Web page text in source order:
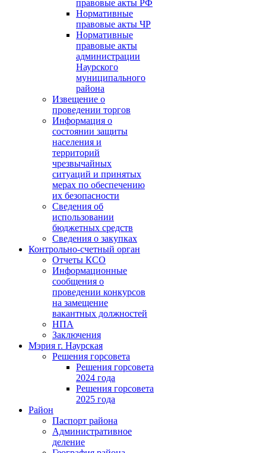
правовые акты РФ
Нормативные
правовые акты ЧР
Нормативные
правовые акты
администрации
Наурского
муниципального
района
Извещение о
проведении торгов
Информация о
состоянии защиты
населения и
территорий
чрезвычайных
ситуаций и принятых
мерах по обеспечению
их безопасности
Сведения об
использовании
бюджетных средств
Сведения о закупках
Контрольно-счетный орган
Отчеты КСО
Информационные
сообщения о
проведении конкурсов
на замещение
вакантных должностей
НПА
Заключения
Мэрия г. Наурская
Решения горсовета
Решения горсовета
2024 года
Решения горсовета
2025 года
Район
Паспорт района
Административное
деление